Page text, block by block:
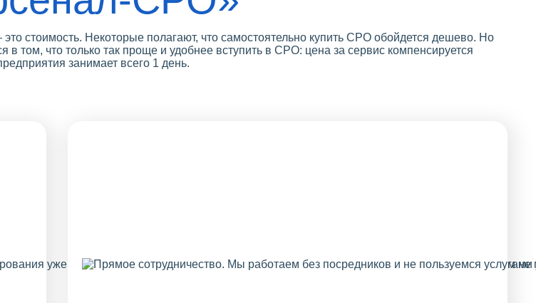
стоимость. Некоторые полагают, что самостоятельно купить СРО обойдется дешево. Но
том, что только так проще и удобнее вступить в СРО: цена за сервис компенсируется
занимает всего 1 день.